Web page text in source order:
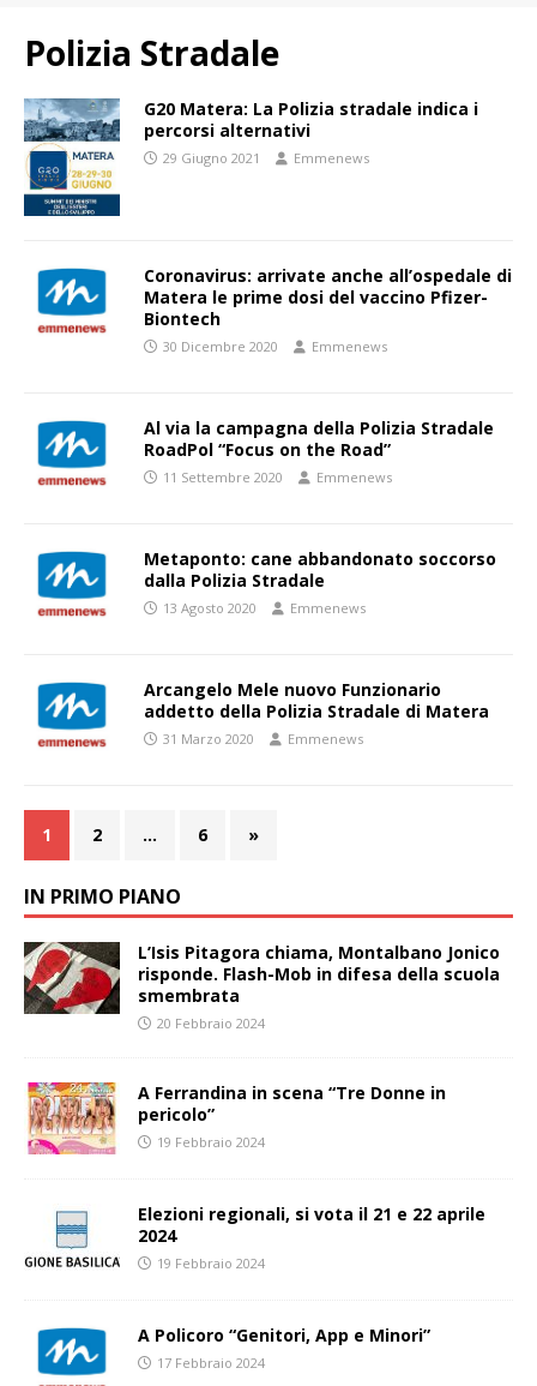
Polizia Stradale
G20 Matera: La Polizia stradale indica i
percorsi alternativi
29 Giugno 2021 Emmenews
Coronavirus: arrivate anche all’ospedale di
Matera le prime dosi del vaccino Pfizer-
Biontech
30 Dicembre 2020 Emmenews
Al via la campagna della Polizia Stradale
RoadPol “Focus on the Road”
11 Settembre 2020 Emmenews
Metaponto: cane abbandonato soccorso
dalla Polizia Stradale
13 Agosto 2020 Emmenews
Arcangelo Mele nuovo Funzionario
addetto della Polizia Stradale di Matera
31 Marzo 2020 Emmenews
1 2 … 6 »
IN PRIMO PIANO
L’Isis Pitagora chiama, Montalbano Jonico
risponde. Flash-Mob in difesa della scuola
smembrata
20 Febbraio 2024
A Ferrandina in scena “Tre Donne in
pericolo”
19 Febbraio 2024
Elezioni regionali, si vota il 21 e 22 aprile
2024
19 Febbraio 2024
A Policoro “Genitori, App e Minori”
17 Febbraio 2024